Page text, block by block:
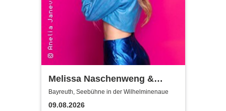
Melissa Naschenweng &
Band - LIVE
Bayreuth, Seebühne in der Wilhelminenaue
09.08.2026